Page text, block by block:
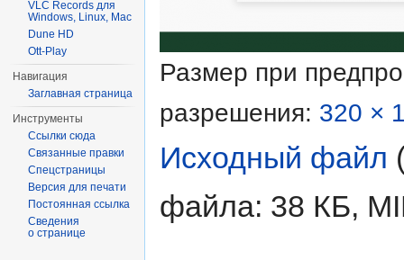
Размер при
разрешения: 320 ×
Исходный файл
файла: 38 КБ,
VLC Records для
Windows, Linux, Mac
Dune HD
Ott-Play
Навигация
Заглавная страница
Инструменты
Ссылки сюда
Связанные правки
Спецстраницы
Версия для печати
Постоянная ссылка
Сведения
о странице